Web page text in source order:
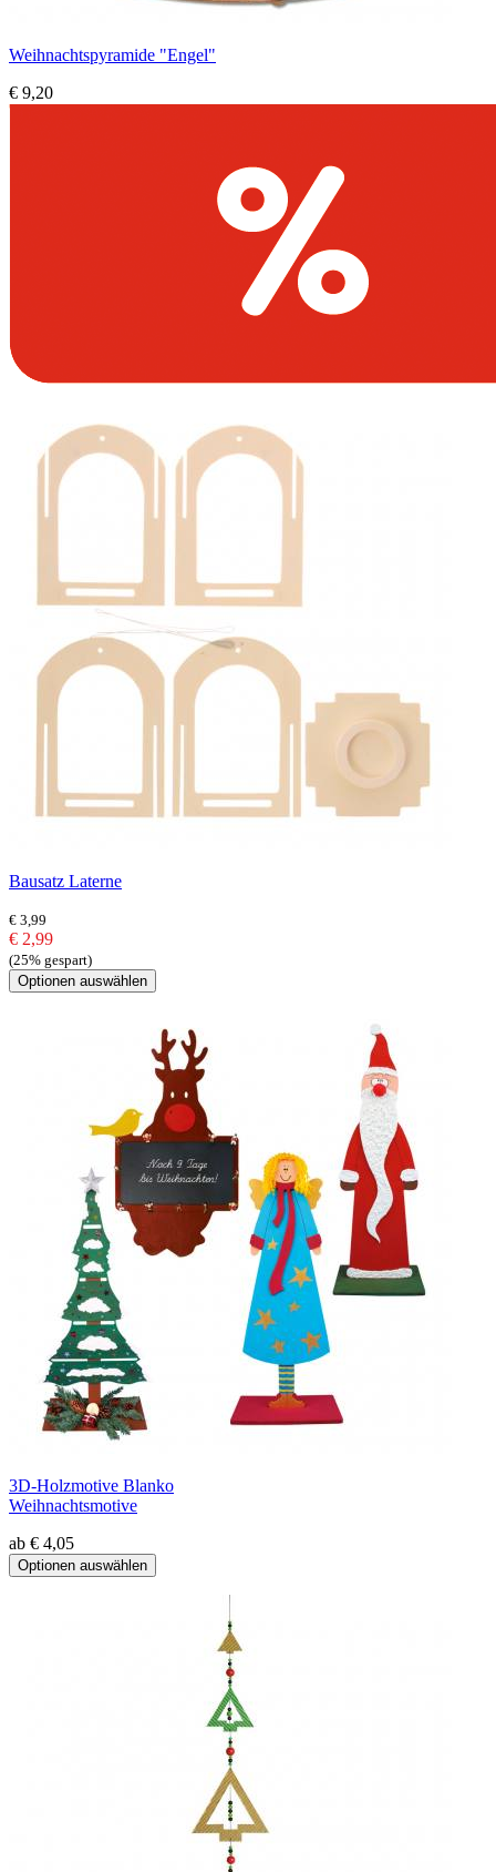
Weihnachtspyramide "Engel"
€ 9,20
Bausatz Laterne
€ 3,99
€ 2,99
(25% gespart)
3D-Holzmotive Blanko
Weihnachtsmotive
ab € 4,05